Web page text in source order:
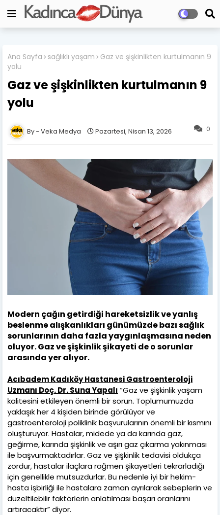
Ana Sayfa sağlıklı yaşam
Gaz ve şişkinlikten kurtulmanın 9
yolu
Gaz ve şişkinlikten kurtulmanın 9
yolu
0
Veka Medya Pazartesi, Nisan 13, 2026
Modern çağın getirdiği hareketsizlik ve yanlış
beslenme alışkanlıkları günümüzde bazı sağlık
sorunlarının daha fazla yaygınlaşmasına neden
oluyor. Gaz ve şişkinlik şikayeti de o sorunlar
arasında yer alıyor.
Acıbadem Kadıköy Hastanesi Gastroenteroloji
Uzmanı Doç. Dr. Suna Yapalı “Gaz ve şişkinlik yaşam
kalitesini etkileyen önemli bir sorun. Toplumumuzda
yaklaşık her 4 kişiden birinde görülüyor ve
gastroenteroloji poliklinik başvurularının önemli bir kısmını
oluşturuyor. Hastalar, midede ya da karında gaz,
geğirme, karında şişkinlik ve aşırı gaz çıkarma yakınması
ile başvurmaktadırlar. Gaz ve şişkinlik tedavisi oldukça
zordur, hastalar ilaçlara rağmen şikayetleri tekrarladığı
için genellikle mutsuzdurlar. Bu nedenle iyi bir hekim-
hasta işbirliği ile hastalara zaman ayrılarak sebeplerin ve
düzeltilebilir faktörlerin anlatılması başarı oranlarını
artıracaktır” diyor.